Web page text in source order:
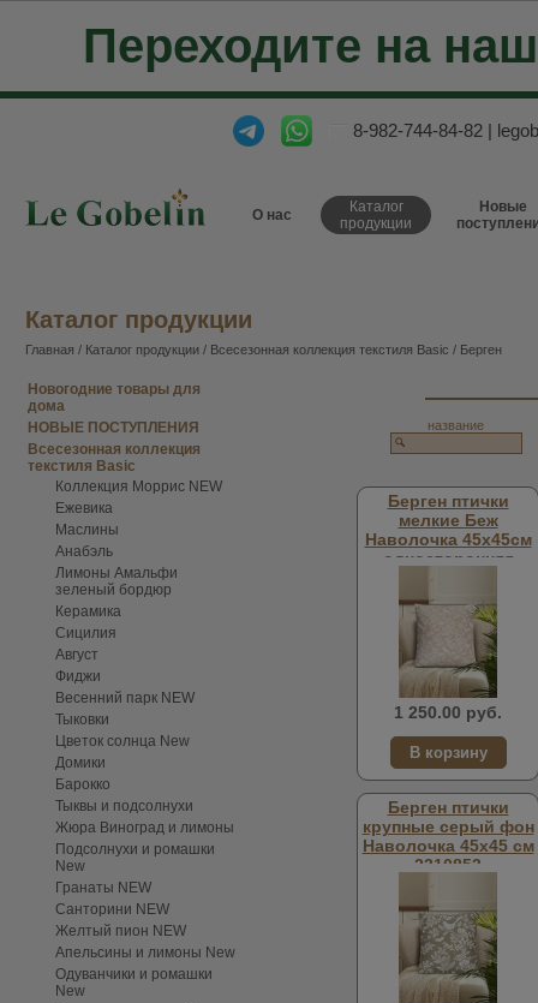
Переходите на
8-982-744-84-82 |
О нас
Каталог
продукции
Новые
Каталог продукции
Главная / Каталог продукции / Всесезонная коллекция текстиля Basic / Берген
Новогодние товары для
дома
НОВЫЕ ПОСТУПЛЕНИЯ
Всесезонная коллекция
текстиля Basic
Коллекция Моррис NEW
Ежевика
Маслины
Анабэль
Лимоны Амальфи
зеленый бордюр
Керамика
Сицилия
Август
Фиджи
Весенний парк NEW
Тыковки
Цветок солнца New
Домики
Барокко
Тыквы и подсолнухи
Жюра Виноград и лимоны
Подсолнухи и ромашки
New
Гранаты NEW
Санторини NEW
Желтый пион NEW
Апельсины и лимоны New
Одуванчики и ромашки
New
название
Берген птички
мелкие Беж
Наволочка 45х45см
односторонняя
1 250.00 руб.
Берген птички
крупные серый фон
Наволочка 45х45 см
2310853